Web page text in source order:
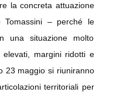
la concreta attuazione
Tomassini – perché le
una situazione molto
elevati, margini ridotti e
23 maggio si riuniranno
territoriali per